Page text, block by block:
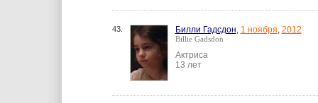
43. Билли Гадсдон, 1 ноября, 2012
Billie Gadsdon
Актриса
13 лет